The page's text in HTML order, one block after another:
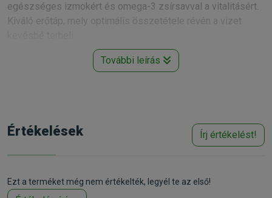
egészséges izmokért és omega-3 zsírsavval a vitalitásért.
Kiváló erőtáp, mely optimális összetétele révén a vizet
- speciális csipsz alakú darabok magas karotinoid-
Kiszerelések: 12g, 100ml,
Gyártó:Tetra
Státusz:Raktáron
További leírás
Értékelések Írj értékelést!
Ezt a terméket még nem értékelték, legyél te az első!